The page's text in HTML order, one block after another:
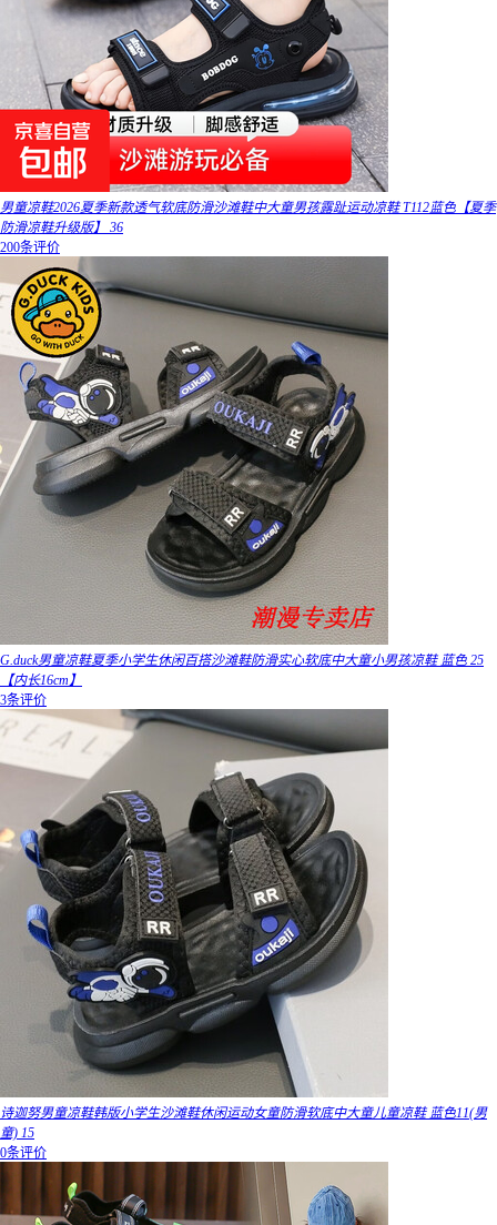
男童凉鞋2026夏季新款透气软底防滑沙滩鞋中大童男孩露趾运动凉鞋 T112蓝色【夏季
防滑凉鞋升级版】 36
200条评价
G.duck男童凉鞋夏季小学生休闲百搭沙滩鞋防滑实心软底中大童小男孩凉鞋 蓝色 25
【内长16cm】
3条评价
诗迦努男童凉鞋韩版小学生沙滩鞋休闲运动女童防滑软底中大童儿童凉鞋 蓝色11(男
童) 15
0条评价